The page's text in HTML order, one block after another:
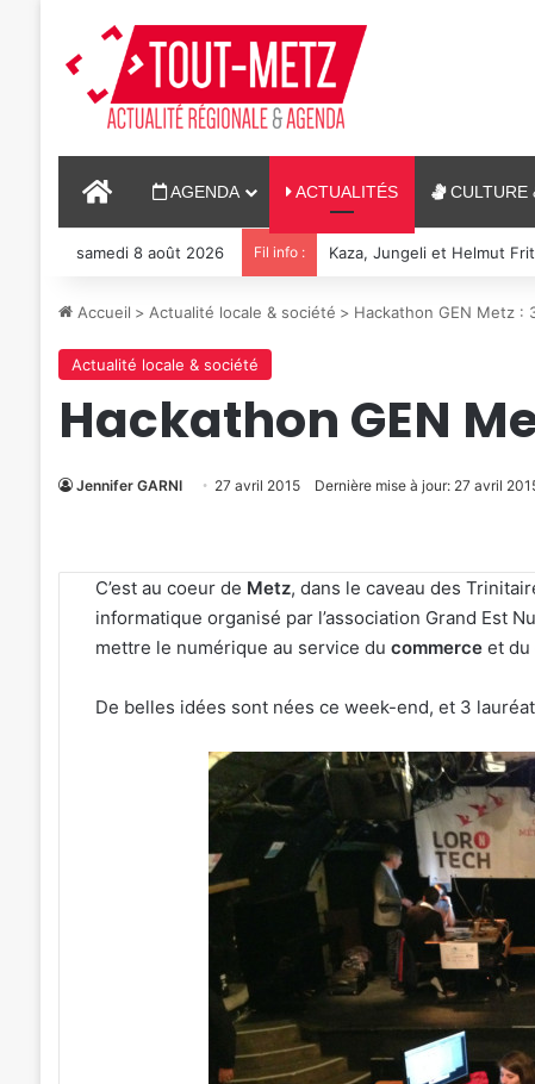
ACCUEILAGENDA ACTUALITÉS CULTURE
samedi 8 août 2026 Fil info : Reconstitution, spectacles
Accueil > Actualité locale & société > Hackathon GEN Metz :
Actualité locale & société
Hackathon GEN
Jennifer GARNI 27 avril 2015 Dernière mise à jour: 27 avril
C’est au coeur de Metz, dans le caveau des
informatique organisé par l’association Grand Est
mettre le numérique au service du commerceet du
De belles idées sont nées ce week-end, et 3
particulière